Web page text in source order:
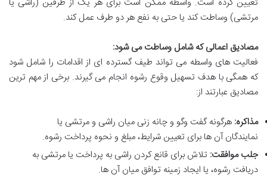
مرتشی) وساطت کند یا حتی به نفع هر دو طرف عمل کند.
مصادیق اعمالی که شامل وساطت می شود:
فعالیت های واسطه می تواند طیف گسترده ای از اقدامات را شامل شود
که همگی با هدف تسهیل وقوع رشوه انجام می گیرند. برخی از مهم ترین
مصادیق عبارتند از:
مذاکره: هرگونه گفت وگو و چانه زنی میان راشی و مرتشی یا
نمایندگان آن ها برای تعیین شرایط، مبلغ و نحوه پرداخت رشوه.
جلب موافقت: تلاش برای قانع کردن راشی به پرداخت یا مرتشی به
دریافت رشوه، یا ایجاد زمینه توافق میان آن ها.